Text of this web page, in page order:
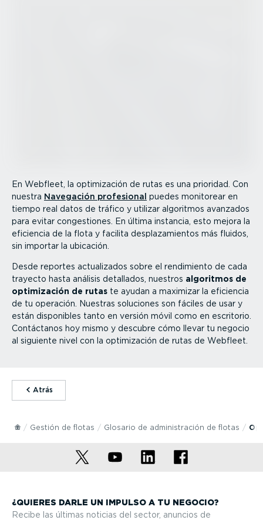
En Webfleet, la optimi­zación de rutas es una prioridad. Con
nuestra Navegación profesional puedes monitorear en
tiempo real datos de tráfico y utilizar algoritmos avanzados
para evitar conges­tiones. En última instancia, esto mejora la
eficiencia de la flota y facilita despla­za­mientos más fluidos,
sin importar la ubicación.
Desde reportes actua­li­zados sobre el rendimiento de cada
trayecto hasta análisis detallados, nuestros algoritmos de
optimi­zación de rutas te ayudan a maximizar la eficiencia
de tu operación. Nuestras soluciones son fáciles de usar y
están disponibles tanto en versión móvil como en escritorio.
Contáctanos hoy mismo y descubre cómo llevar tu negocio
al siguiente nivel con la optimi­zación de rutas de Webfleet.
⁠Atrás
Gestión de flotas Glosario de adminis­tración de flotas
¿QUIERES DARLE UN IMPULSO A TU NEGOCIO?
Recibe las últimas noticias del sector, anuncios de